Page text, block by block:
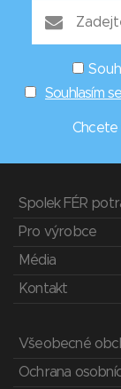
Souhlasím
Chcete
Spolek FÉR
Pro výrobce
Média
Kontakt
Všeobecné
Ochrana